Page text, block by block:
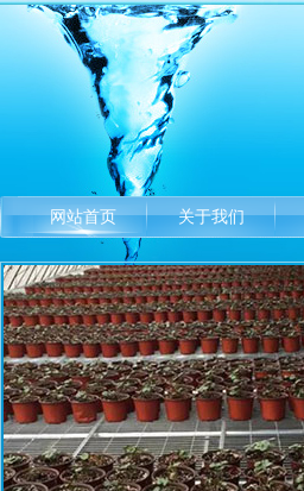
网站首页 关于我们